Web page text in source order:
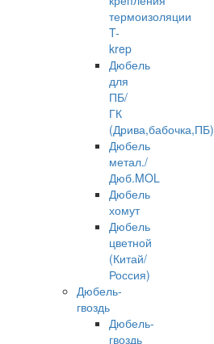
термоизоляции
T-
krep
Дюбель
для
ПБ/
ГК
(Дрива,бабочка,ПБ)
Дюбель
метал./
Дюб.MOL
Дюбель
хомут
Дюбель
цветной
(Китай/
Россия)
Дюбель-
гвоздь
Дюбель-
гвоздь